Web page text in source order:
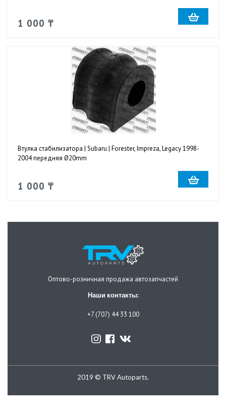
1 000 ₸
Втулка стабилизатора | Subaru | Forester, Impreza, Legacy 1998-
2004 передняя Ø20mm
1 000 ₸
Оптово-розничная продажа автозапчастей
Наши контакты:
+7 (707) 44 33 100
2019 © TRV Autoparts.